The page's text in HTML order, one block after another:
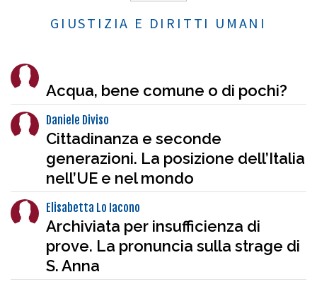
GIUSTIZIA E DIRITTI UMANI
Acqua, bene comune o di pochi?
Daniele Diviso
Cittadinanza e seconde
generazioni. La posizione dell’Italia
nell’UE e nel mondo
Elisabetta Lo Iacono
Archiviata per insufficienza di
prove. La pronuncia sulla strage di
S. Anna